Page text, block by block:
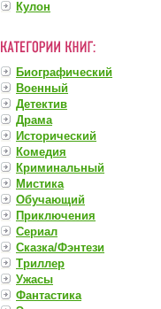
Кулон
Биографический
Военный
Детектив
Драма
Исторический
Комедия
Криминальный
Мистика
Обучающий
Приключения
Сериал
Сказка/Фэнтези
Триллер
Ужасы
Фантастика